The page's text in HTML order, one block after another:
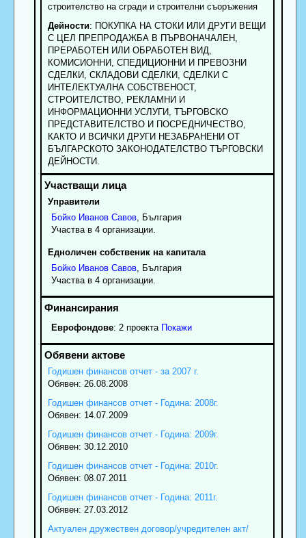
строителство на сгради и строителни съоръжения
Дейности: ПОКУПКА НА СТОКИ ИЛИ ДРУГИ ВЕЩИ
С ЦЕЛ ПРЕПРОДАЖБА В ПЪРВОНАЧАЛЕН,
ПРЕРАБОТЕН ИЛИ ОБРАБОТЕН ВИД,
КОМИСИОННИ, СПЕДИЦИОННИ И ПРЕВОЗНИ
СДЕЛКИ, СКЛАДОВИ СДЕЛКИ, СДЕЛКИ С
ИНТЕЛЕКТУАЛНА СОБСТВЕНОСТ,
СТРОИТЕЛСТВО, РЕКЛАМНИ И
ИНФОРМАЦИОННИ УСЛУГИ, ТЪРГОВСКО
ПРЕДСТАВИТЕЛСТВО И ПОСРЕДНИЧЕСТВО,
КАКТО И ВСИЧКИ ДРУГИ НЕЗАБРАНЕНИ ОТ
БЪЛГАРСКОТО ЗАКОНОДАТЕЛСТВО ТЪРГОВСКИ
ДЕЙНОСТИ.
Управители
Бойко Иванов Савов, България
Участва в 4 организации.
Едноличен собственик на капитала
Бойко Иванов Савов, България
Участва в 4 организации.
Еврофондове: 2 проекта Покажи
Годишен финансов отчет - за 2007 г.
Обявен: 26.08.2008
Годишен финансов отчет - Година: 2008г.
Обявен: 14.07.2009
Годишен финансов отчет - Година: 2009г.
Обявен: 30.12.2010
Годишен финансов отчет - Година: 2010г.
Обявен: 08.07.2011
Годишен финансов отчет - Година: 2011г.
Обявен: 27.03.2012
Актуален дружествен договор/учредителен акт/